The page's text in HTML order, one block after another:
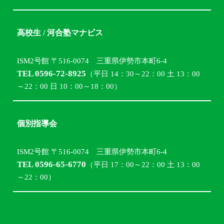
高校生 / 河合塾マナビス
ISM2号館 〒516-0074 三重県伊勢市本町6-4
TEL 0596-72-8925 （平日 14：30～22：00 土 13：00
～22：00 日 10：00～18：00）
個別指導会
ISM2号館 〒516-0074 三重県伊勢市本町6-4
TEL 0596-65-6770 （平日 17：00～22：00 土 13：00
～22：00）